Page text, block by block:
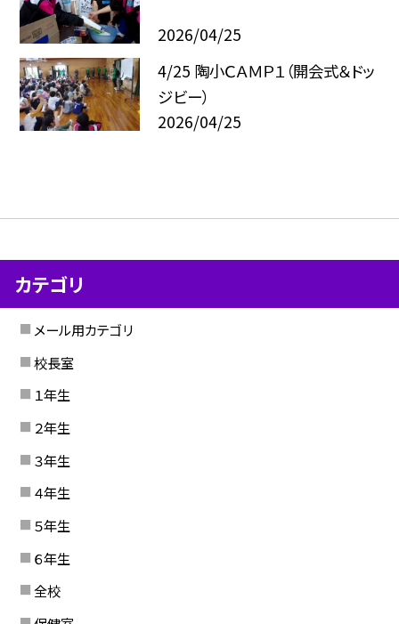
2026/04/25
4/25 陶小ＣＡＭＰ１（開会式＆ドッ
ジビー）
2026/04/25
カテゴリ
メール用カテゴリ
校長室
１年生
２年生
３年生
４年生
５年生
６年生
全校